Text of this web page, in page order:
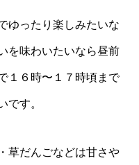
ゆったり楽しみたいな
を味わいたいなら昼前
１６時〜１７時頃まで
です。
草だんごなどは甘さや